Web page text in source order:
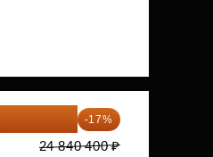
-17%
24 840 400 ₽